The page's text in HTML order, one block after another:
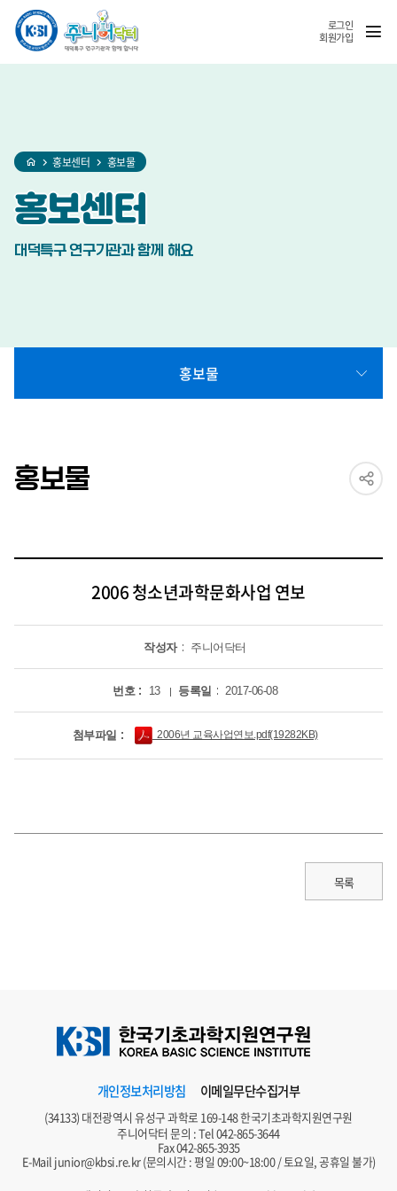
반복영역
건너뛰기
로그인
회원가입
홍보센터 홍보물
홍보센터
대덕특구 연구기관과 함께 해요
홍보물
홍보물
공유
2006 청소년과학문화사업 연보
작성자 주니어닥터
번호 13 등록일 2017-06-08
첨부파일 2006년 교육사업연보.pdf(19282KB)
목록
개인정보처리방침 이메일무단수집거부
(34133) 대전광역시 유성구 과학로 169-148 한국기초과학지원연구원
주니어닥터 문의 : Tel042-865-3644
Fax 042-865-3935
E-Mail junior@kbsi.re.kr(문의시간 : 평일 09:00~18:00 / 토요일, 공휴일 불가)